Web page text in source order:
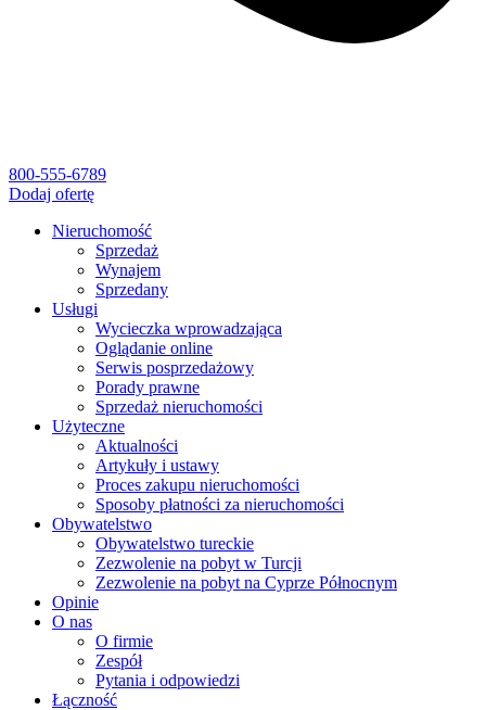
800-555-6789
Dodaj ofertę
Nieruchomość
Sprzedaż
Wynajem
Sprzedany
Usługi
Wycieczka wprowadzająca
Oglądanie online
Serwis posprzedażowy
Porady prawne
Sprzedaż nieruchomości
Użyteczne
Aktualności
Artykuły i ustawy
Proces zakupu nieruchomości
Sposoby płatności za nieruchomości
Obywatelstwo
Obywatelstwo tureckie
Zezwolenie na pobyt w Turcji
Zezwolenie na pobyt na Cyprze Północnym
Opinie
O nas
O firmie
Zespół
Pytania i odpowiedzi
Łączność